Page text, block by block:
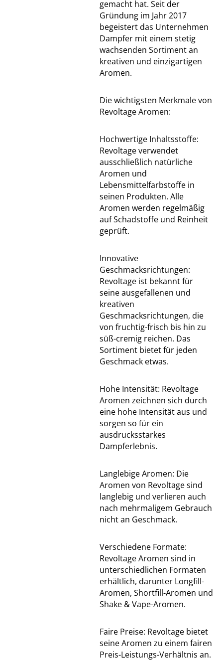
gemacht hat. Seit der
Gründung im Jahr 2017
begeistert das Unternehmen
Dampfer mit einem stetig
wachsenden Sortiment an
kreativen und einzigartigen
Aromen.
Die wichtigsten Merkmale von
Revoltage Aromen:
Hochwertige Inhaltsstoffe:
Revoltage verwendet
ausschließlich natürliche
Aromen und
Lebensmittelfarbstoffe in
seinen Produkten. Alle
Aromen werden regelmäßig
auf Schadstoffe und Reinheit
geprüft.
Innovative
Geschmacksrichtungen:
Revoltage ist bekannt für
seine ausgefallenen und
kreativen
Geschmacksrichtungen, die
von fruchtig-frisch bis hin zu
süß-cremig reichen. Das
Sortiment bietet für jeden
Geschmack etwas.
Hohe Intensität: Revoltage
Aromen zeichnen sich durch
eine hohe Intensität aus und
sorgen so für ein
ausdrucksstarkes
Dampferlebnis.
Langlebige Aromen: Die
Aromen von Revoltage sind
langlebig und verlieren auch
nach mehrmaligem Gebrauch
nicht an Geschmack.
Verschiedene Formate:
Revoltage Aromen sind in
unterschiedlichen Formaten
erhältlich, darunter Longfill-
Aromen, Shortfill-Aromen und
Shake & Vape-Aromen.
Faire Preise: Revoltage bietet
seine Aromen zu einem fairen
Preis-Leistungs-Verhältnis an.